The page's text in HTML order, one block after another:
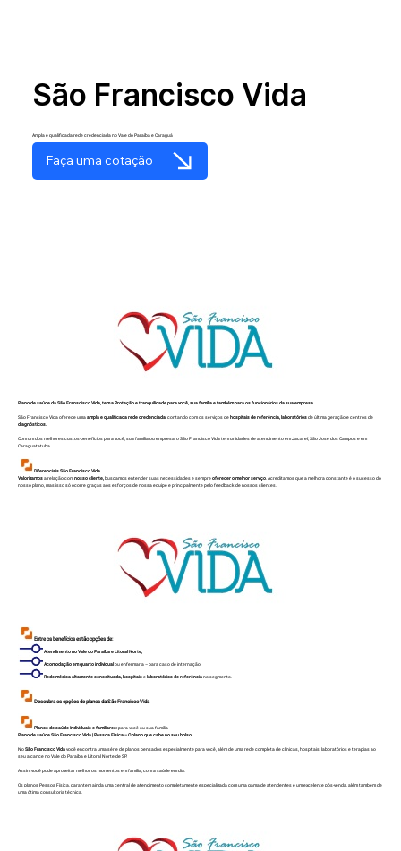
São Francisco Vida
Ampla e qualificada rede credenciada no Vale do Paraíba e Caraguá
Faça uma cotação
Plano de saúde da São Franscisco Vida, tem a Proteção e tranquilidade para você, sua família e também para os funcionários da sua empresa.
São Francisco Vida oferece umaampla e qualificada rede credenciada, contando com os serviços dehospitais de referência, laboratóriosde última geração e centros de
diagnósticos.
Com um dos melhores custos-benefícios para você, sua família ou empresa, o São Francisco Vida tem unidades de atendimento em Jacareí, São José dos Campos e em
Caraguatatuba.
Diferenciais São Francisco Vida
Valorizamosa relação comnosso cliente, buscamos entender suas necessidades e sempreoferecer o melhor serviço. Acreditamos que a melhora constante é o sucesso do
nosso plano, mas isso só ocorre graças aos esforços de nossa equipe e principalmente pelo feedback de nossos clientes.
Entre os benefícios estão opções de:
Atendimento no Vale do Paraíba e Litoral Norte;
Acomodação em quarto individualou enfermaria – para caso de internação,
Rede médica altamente conceituada, hospitaiselaboratórios de referênciano segmento.
Descubra os opções de planos da São Francisco Vida
Planos de saúde Individuais e familiares:para você ou sua família
Plano de saúde São Francisco Vida | Pessoa Física – O plano que cabe no seu bolso
NoSão Francisco Vidavocê encontra uma série de planos pensados especialmente para você, além de uma rede completa de clínicas, hospitais, laboratórios e terapias ao
seu alcance no Vale do Paraíba e Litoral Norte de SP.
Assim você pode aproveitar melhor os momentos em família, com a saúde em dia.
Os planos Pessoa Física, garantem ainda uma central de atendimento completamente especializada com uma gama de atendentes e um excelente pós-venda, além também de
uma ótima consultoria técnica.